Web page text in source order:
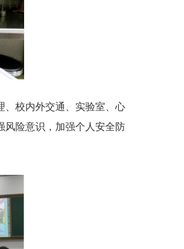
、校内外交通、 实验室、心
风险意识，加强个人安全防